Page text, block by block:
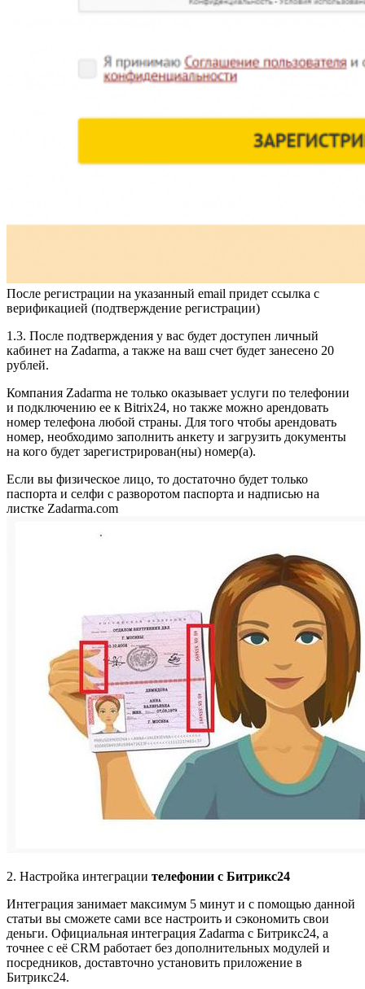
После регистрации на указанный email придет ссылка с
верификацией (подтверждение регистрации)
1.3. После подтверждения у вас будет доступен личный
кабинет на Zadarma, а также на ваш счет будет занесено 20
рублей.
Компания Zadarma не только оказывает услуги по телефонии
и подключению ее к Bitrix24, но также можно арендовать
номер телефона любой страны. Для того чтобы арендовать
номер, необходимо заполнить анкету и загрузить документы
на кого будет зарегистрирован(ны) номер(а).
Если вы физическое лицо, то достаточно будет только
паспорта и селфи с разворотом паспорта и надписью на
листке Zadarma.com
2. Настройка интеграции телефонии с Битрикс24
Интеграция занимает максимум 5 минут и с помощью данной
статьи вы сможете сами все настроить и сэкономить свои
деньги. Официальная интеграция Zadarma с Битрикс24, а
точнее с её CRM работает без дополнительных модулей и
посредников, доставточно установить приложение в
Битрикс24.